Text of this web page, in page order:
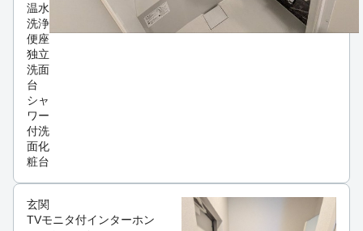
温水
洗浄
便座
独立
洗面
台
シャ
ワー
付洗
面化
粧台
玄関
TVモニタ付インターホン